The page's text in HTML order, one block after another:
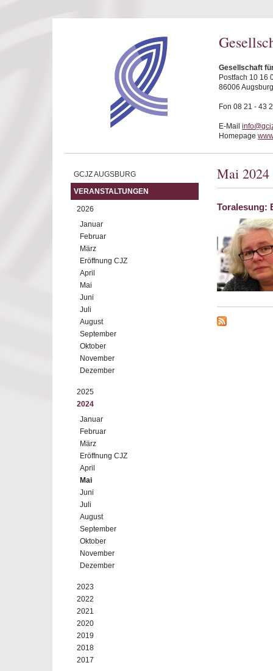
Gesellschaft
Postfach 10 16
86006 Augsburg
Fon 08 21 - 43
E-Mail
Homepage
GCJZ AUGSBURG
VERANSTALTUNGEN
2026
Januar
Februar
März
Eröffnung CJZ
April
Mai
Juni
Juli
August
September
Oktober
November
Dezember
2025
2024
Januar
Februar
März
Eröffnung CJZ
April
Mai
Juni
Juli
August
September
Oktober
November
Dezember
2023
2022
2021
2020
2019
2018
2017
Mai 2024
Toralesung: